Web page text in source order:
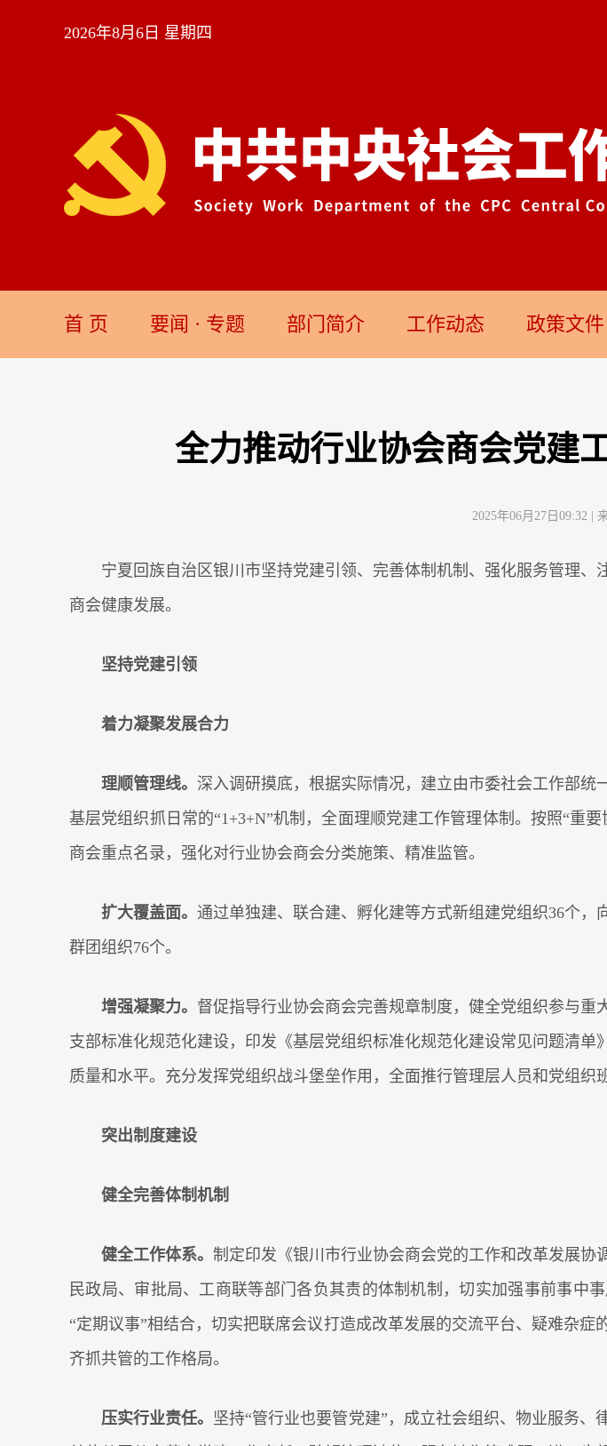
2026年8月6日 星期四
首 页 要闻 · 专题 部门简介 工作动态 政策文件
全力推动行业协会商会党建
2025年06月27日09:32 |
宁夏回族自治区银川市坚持党建引领、完善体制机制、强化服务管理
商会健康发展。
坚持党建引领
着力凝聚发展合力
理顺管理线。 深入调研摸底，根据实际情况，建立由市委社会工作部
基层党组织抓日常的“1+3+N”机制，全面理顺党建工作管理体制。按照“重
商会重点名录，强化对行业协会商会分类施策、精准监管。
扩大覆盖面。 通过单独建、联合建、孵化建等方式新组建党组织36个
群团组织76个。
增强凝聚力。 督促指导行业协会商会完善规章制度，健全党组织参与
支部标准化规范化建设，印发《基层党组织标准化规范化建设常见问题清
质量和水平。充分发挥党组织战斗堡垒作用，全面推行管理层人员和党组
突出制度建设
健全完善体制机制
健全工作体系。 制定印发《银川市行业协会商会党的工作和改革发展协
民政局、审批局、工商联等部门各负其责的体制机制，切实加强事前事中
“定期议事”相结合，切实把联席会议打造成改革发展的交流平台、疑难杂
齐抓共管的工作格局。
压实行业责任。 坚持“管行业也要管党建”，成立社会组织、物业服务